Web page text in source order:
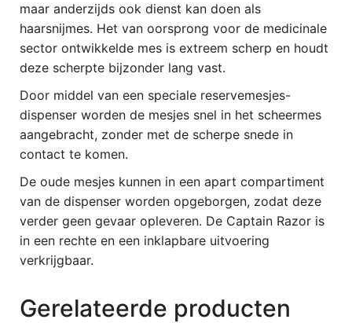
maar anderzijds ook dienst kan doen als
haarsnijmes. Het van oorsprong voor de medicinale
sector ontwikkelde mes is extreem scherp en houdt
deze scherpte bijzonder lang vast.
Door middel van een speciale reservemesjes-
dispenser worden de mesjes snel in het scheermes
aangebracht, zonder met de scherpe snede in
contact te komen.
De oude mesjes kunnen in een apart compartiment
van de dispenser worden opgeborgen, zodat deze
verder geen gevaar opleveren. De Captain Razor is
in een rechte en een inklapbare uitvoering
verkrijgbaar.
Gerelateerde producten